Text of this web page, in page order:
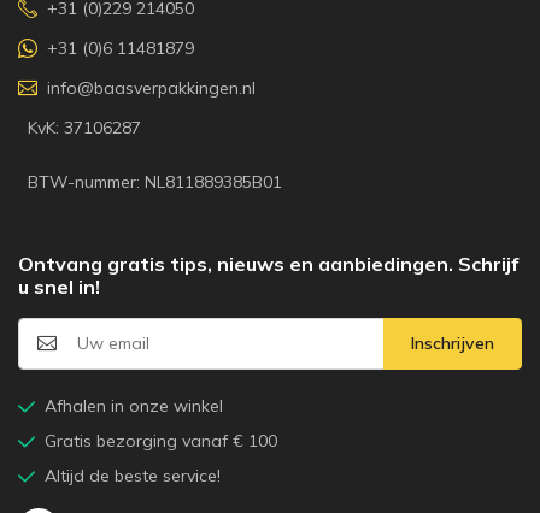
+31 (0)229 214050
+31 (0)6 11481879
info@baasverpakkingen.nl
KvK: 37106287
BTW-nummer: NL811889385B01
Ontvang gratis tips, nieuws en aanbiedingen. Schrijf
u snel in!
Inschrijven
Afhalen in onze winkel
Gratis bezorging vanaf € 100
Altijd de beste service!